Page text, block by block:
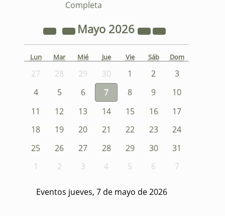
Completa
Mayo 2026
Lun Mar Mié Jue Vie Sáb Dom
27 28 29 30 1 2
3
4
5 6 7 8 9
10
11
12 13 14 15 16
17
18
19 20 21 22 23
24
25
26 27 28 29 30
31
1
2 3 4 5 6 7
Eventos jueves, 7 de mayo de 2026